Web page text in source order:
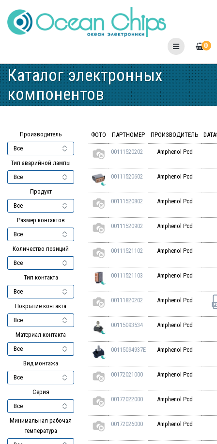
to
content
0
Каталог электронных
компонентов
Производитель
Тип аварийной лампы
Продукт
Размер контактов
Количество позиций
Тип контакта
Покрытие контакта
Материал контакта
Вид монтажа
Серия
Минимальная рабочая
температура
ФОТО ПАРТНОМЕР ПРОИЗВОДИТЕЛЬ
00111520202 Amphenol Pcd
00111520602 Amphenol Pcd
00111520802 Amphenol Pcd
00111520902 Amphenol Pcd
00111521102 Amphenol Pcd
00111521103 Amphenol Pcd
00111820202 Amphenol Pcd
00115093534 Amphenol Pcd
00115094937E Amphenol Pcd
00172021000 Amphenol Pcd
00172022000 Amphenol Pcd
00172026000 Amphenol Pcd